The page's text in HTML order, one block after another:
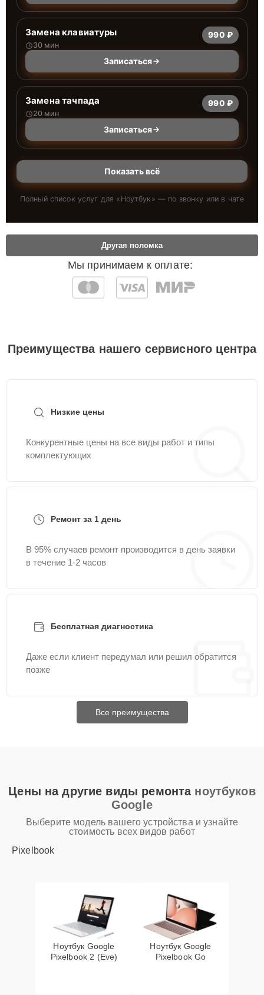
Замена клавиатуры
30 мин
990 ₽
Записаться
Замена тачпада
20 мин
990 ₽
Записаться
Показать всё
Полный список услуг для « Ноутбук » — по звонку или в чате
Мы принимаем к оплате:
Другая поломка
Преимущества нашего сервисного центра
Низкие цены
Конкурентные цены на все виды работ и типы
комплектующих
Ремонт за 1 день
В 95% случаев ремонт производится в день заявки
в течение 1-2 часов
Бесплатная диагностика
Даже если клиент передумал или решил обратится
позже
Все преимущества
Цены на другие виды ремонта ноутбуков
Google
Выберите модель вашего устройства и узнайте
стоимость всех видов работ
Pixelbook
Ноутбук Google
Pixelbook 2 (Eve)
Ноутбук Google
Pixelbook Go